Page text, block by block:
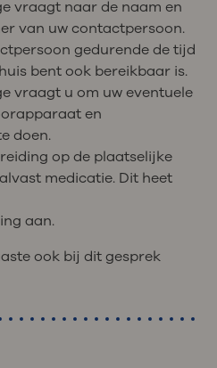
vraagt naar de naam en
van uw contactpersoon.
gedurende de tijd
bent ook bereikbaar is.
vraagt u om uw eventuele
en
doen.
op de plaatselijke
medicatie. Dit heet
aan.
ook bij dit gesprek